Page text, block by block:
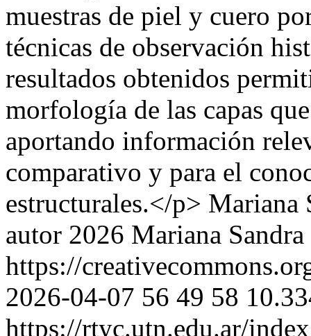
muestras de piel y cuero
técnicas de observación
resultados obtenidos
morfología de las capas
aportando información
comparativo y para el
estructurales.</p> Mariana
autor 2026 Mariana Sandra
https://
2026-04-07 56 49 58
https://rtyc.utn.edu.ar/